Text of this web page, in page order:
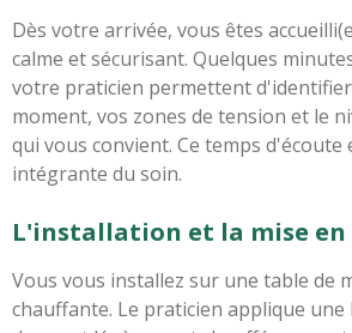
Dès votre arrivée, vous êtes
calme et sécurisant. Quelques
votre praticien permettent
moment, vos zones de tension et le
qui vous convient. Ce temps
intégrante du soin.
L'installation et la mise
Vous vous installez sur une table de
chauffante. Le praticien applique une